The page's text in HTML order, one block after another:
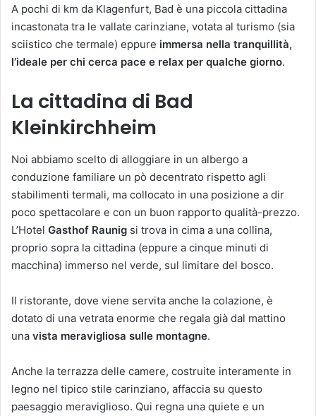
A pochi di km da Klagenfurt, Bad è una piccola cittadina
incastonata tra le vallate carinziane, votata al turismo (sia
sciistico che termale) eppure immersa nella tranquillità,
l’ideale per chi cerca pace e relax per qualche giorno.
La cittadina di Bad
Kleinkirchheim
Noi abbiamo scelto di alloggiare in un albergo a
conduzione familiare un pò decentrato rispetto agli
stabilimenti termali, ma collocato in una posizione a dir
poco spettacolare e con un buon rapporto qualità-prezzo.
L’Hotel Gasthof Raunig si trova in cima a una collina,
proprio sopra la cittadina (eppure a cinque minuti di
macchina) immerso nel verde, sul limitare del bosco.
Il ristorante, dove viene servita anche la colazione, è
dotato di una vetrata enorme che regala già dal mattino
una vista meravigliosa sulle montagne.
Anche la terrazza delle camere, costruite interamente in
legno nel tipico stile carinziano, affaccia su questo
paesaggio meraviglioso. Qui regna una quiete e un